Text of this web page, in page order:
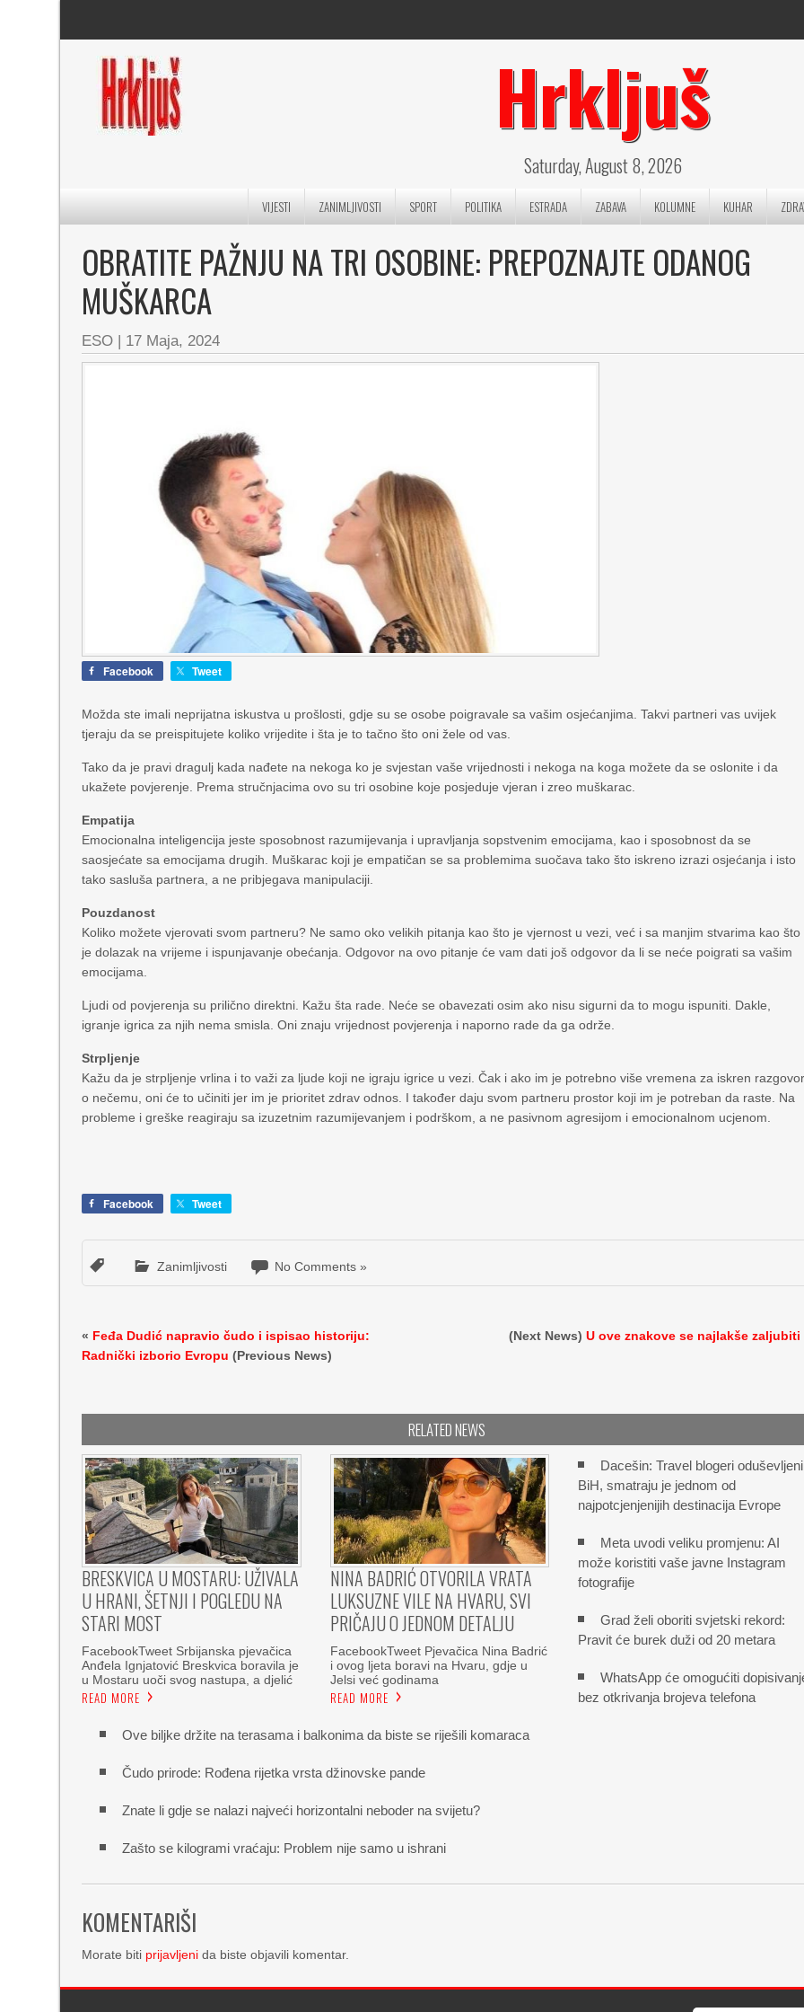
Hrkljuš
Saturday, August 8, 2026
VIJESTI ZANIMLJIVOSTI SPORT POLITIKA ESTRADA ZABAVA KOLUMNE KUHAR
OBRATITE PAŽNJU NA TRI OSOBINE: PREPOZNAJTE ODANOG
MUŠKARCA
ESO | 17 Maja, 2024
Facebook Tweet
Možda ste imali neprijatna iskustva u prošlosti, gdje su se osobe poigravale sa vašim osjećanjima. Takvi partneri vas uvijek
tjeraju da se preispitujete koliko vrijedite i šta je to tačno što oni žele od vas.
Tako da je pravi dragulj kada nađete na nekoga ko je svjestan vaše vrijednosti i nekoga na koga možete da se oslonite i da
ukažete povjerenje. Prema stručnjacima ovo su tri osobine koje posjeduje vjeran i zreo muškarac.
Empatija
Emocionalna inteligencija jeste sposobnost razumijevanja i upravljanja sopstvenim emocijama, kao i sposobnost da se
saosjećate sa emocijama drugih. Muškarac koji je empatičan se sa problemima suočava tako što iskreno izrazi osjećanja i isto
tako sasluša partnera, a ne pribjegava manipulaciji.
Pouzdanost
Koliko možete vjerovati svom partneru? Ne samo oko velikih pitanja kao što je vjernost u vezi, već i sa manjim stvarima kao što
je dolazak na vrijeme i ispunjavanje obećanja. Odgovor na ovo pitanje će vam dati još odgovor da li se neće poigrati sa vašim
emocijama.
Ljudi od povjerenja su prilično direktni. Kažu šta rade. Neće se obavezati osim ako nisu sigurni da to mogu ispuniti. Dakle,
igranje igrica za njih nema smisla. Oni znaju vrijednost povjerenja i naporno rade da ga održe.
Strpljenje
Kažu da je strpljenje vrlina i to važi za ljude koji ne igraju igrice u vezi. Čak i ako im je potrebno više vremena za iskren
o nečemu, oni će to učiniti jer im je prioritet zdrav odnos. I također daju svom partneru prostor koji im je potreban da raste. Na
probleme i greške reagiraju sa izuzetnim razumijevanjem i podrškom, a ne pasivnom agresijom i emocionalnom ucjenom.
Facebook Tweet
Zanimljivosti No Comments »
« Feđa Dudić napravio čudo i ispisao historiju:
Radnički izborio Evropu (Previous News)
(Next News)U ove znakove se najlakše zaljubiti
RELATED NEWS
BRESKVICA U MOSTARU: UŽIVALA
U HRANI, ŠETNJI I POGLEDU NA
STARI MOST
FacebookTweet Srbijanska pjevačica
Anđela Ignjatović Breskvica boravila je
u Mostaru uoči svog nastupa, a djelić
READ MORE
NINA BADRIĆ OTVORILA VRATA
LUKSUZNE VILE NA HVARU, SVI
PRIČAJU O JEDNOM DETALJU
FacebookTweet Pjevačica Nina Badrić
i ovog ljeta boravi na Hvaru, gdje u
Jelsi već godinama
READ MORE
Dacešin: Travel blogeri oduševljeni
BiH, smatraju je jednom od
najpotcjenjenijih destinacija Evrope
Meta uvodi veliku promjenu: AI
može koristiti vaše javne Instagram
fotografije
Grad želi oboriti svjetski rekord:
Pravit će burek duži od 20 metara
WhatsApp će omogućiti
bez otkrivanja brojeva telefona
Ove biljke držite na terasama i balkonima da biste se riješili komaraca
Čudo prirode: Rođena rijetka vrsta džinovske pande
Znate li gdje se nalazi najveći horizontalni neboder na svijetu?
Zašto se kilogrami vraćaju: Problem nije samo u ishrani
KOMENTARIŠI
Morate biti prijavljeni da biste objavili komentar.